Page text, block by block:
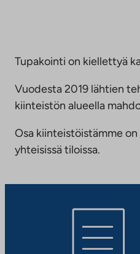
Tupakointi on kiellettyä
Vuodesta 2019 lähtien
kiinteistön alueella
Osa kiinteistöistämme
yhteisissä tiloissa.